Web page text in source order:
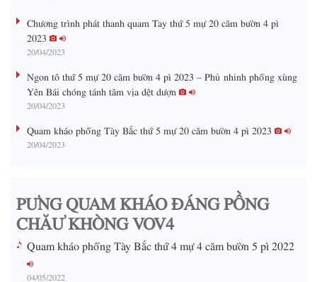
%
i
e
Chương trình phát thanh quam Tay thứ 5 mự 20 căm bườn 4 pì
2023
20/04/2023
Ngon tô thứ 5 mự 20 căm bườn 4 pì 2023 – Phủ nhinh phổng xùng
Yên Bái chóng tánh tăm vịa dệt dượn
20/04/2023
Quam kháo phổng Tày Bắc thứ 5 mự 20 căm bườn 4 pì 2023
20/04/2023
PƯNG QUAM KHÁO ĐÁNG PỒNG
CHĂƯ KHÒNG VOV4
Quam kháo phổng Tày Bắc thứ 4 mự 4 căm bườn 5 pì 2022
04/05/2022